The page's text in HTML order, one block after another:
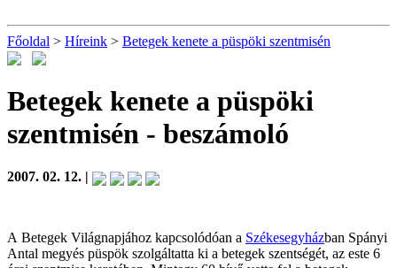
Főoldal > Híreink > Betegek kenete a püspöki szentmisén
Betegek kenete a püspöki
szentmisén - beszámoló
2007. 02. 12. |
A Betegek Világnapjához kapcsolódóan a Székesegyházban Spányi
Antal megyés püspök szolgáltatta ki a betegek szentségét, az este 6